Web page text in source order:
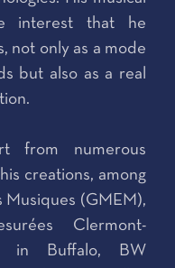
interest that he
not only as a mode
but also as a real
from numerous
creations, among
Musiques (GMEM),
Clermont-
in Buffalo, BW